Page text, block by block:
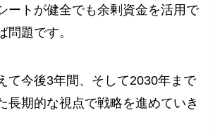
ートが健全でも余剰資金を活用で
問題です。
て今後3年間、そして2030年まで
長期的な視点で戦略を進めていき